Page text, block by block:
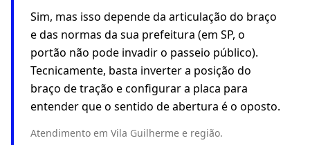
Sim, mas isso depende da articulação do braço
e das normas da sua prefeitura (em SP, o
portão não pode invadir o passeio público).
Tecnicamente, basta inverter a posição do
braço de tração e configurar a placa para
entender que o sentido de abertura é o oposto.
Atendimento em Vila Guilherme e região.